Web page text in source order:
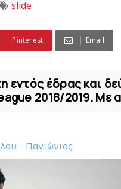
slide
Pinterest Email
έδρας και
2018/2019. Με
- Πανιώνιος